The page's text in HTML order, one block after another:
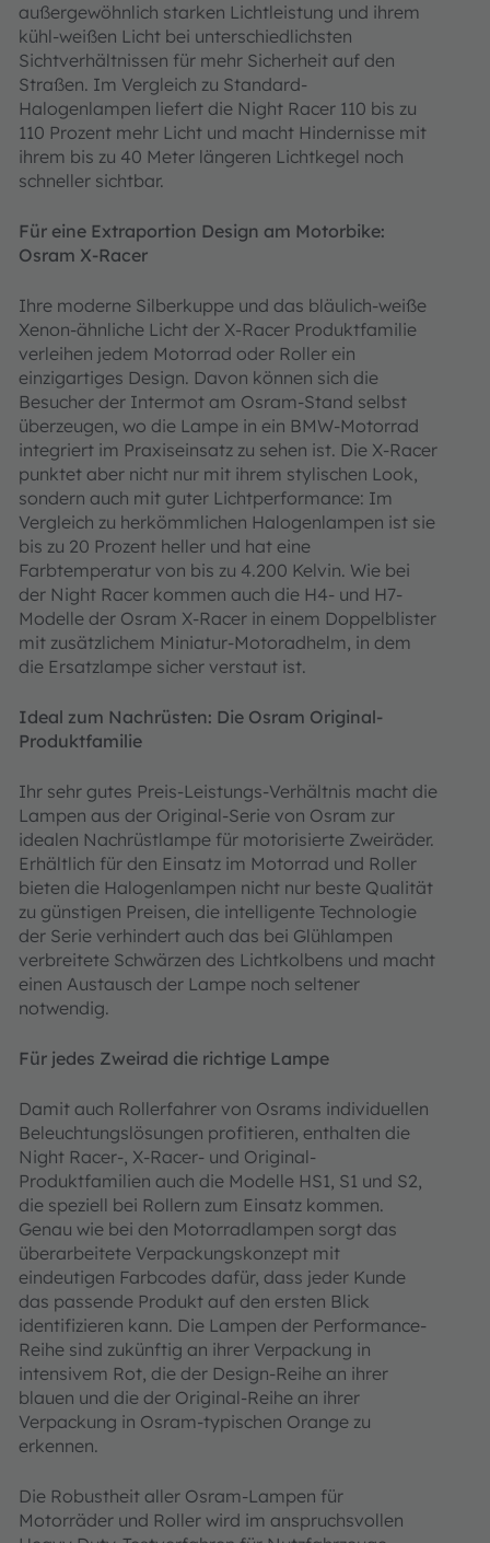
außergewöhnlich starken Lichtleistung und ihrem
kühl-weißen Licht bei unterschiedlichsten
Sichtverhältnissen für mehr Sicherheit auf den
Straßen. Im Vergleich zu Standard-
Halogenlampen liefert die Night Racer 110 bis zu
110 Prozent mehr Licht und macht Hindernisse mit
ihrem bis zu 40 Meter längeren Lichtkegel noch
schneller sichtbar.
Für eine Extraportion Design am Motorbike:
Osram X-Racer
Ihre moderne Silberkuppe und das bläulich-weiße
Xenon-ähnliche Licht der X-Racer Produktfamilie
verleihen jedem Motorrad oder Roller ein
einzigartiges Design. Davon können sich die
Besucher der Intermot am Osram-Stand selbst
überzeugen, wo die Lampe in ein BMW-Motorrad
integriert im Praxiseinsatz zu sehen ist. Die X-Racer
punktet aber nicht nur mit ihrem stylischen Look,
sondern auch mit guter Lichtperformance: Im
Vergleich zu herkömmlichen Halogenlampen ist sie
bis zu 20 Prozent heller und hat eine
Farbtemperatur von bis zu 4.200 Kelvin. Wie bei
der Night Racer kommen auch die H4- und H7-
Modelle der Osram X-Racer in einem Doppelblister
mit zusätzlichem Miniatur-Motoradhelm, in dem
die Ersatzlampe sicher verstaut ist.
Ideal zum Nachrüsten: Die Osram Original-
Produktfamilie
Ihr sehr gutes Preis-Leistungs-Verhältnis macht die
Lampen aus der Original-Serie von Osram zur
idealen Nachrüstlampe für motorisierte Zweiräder.
Erhältlich für den Einsatz im Motorrad und Roller
bieten die Halogenlampen nicht nur beste Qualität
zu günstigen Preisen, die intelligente Technologie
der Serie verhindert auch das bei Glühlampen
verbreitete Schwärzen des Lichtkolbens und macht
einen Austausch der Lampe noch seltener
notwendig.
Für jedes Zweirad die richtige Lampe
Damit auch Rollerfahrer von Osrams individuellen
Beleuchtungslösungen profitieren, enthalten die
Night Racer-, X-Racer- und Original-
Produktfamilien auch die Modelle HS1, S1 und S2,
die speziell bei Rollern zum Einsatz kommen.
Genau wie bei den Motorradlampen sorgt das
überarbeitete Verpackungskonzept mit
eindeutigen Farbcodes dafür, dass jeder Kunde
das passende Produkt auf den ersten Blick
identifizieren kann. Die Lampen der Performance-
Reihe sind zukünftig an ihrer Verpackung in
intensivem Rot, die der Design-Reihe an ihrer
blauen und die der Original-Reihe an ihrer
Verpackung in Osram-typischen Orange zu
erkennen.
Die Robustheit aller Osram-Lampen für
Motorräder und Roller wird im anspruchsvollen